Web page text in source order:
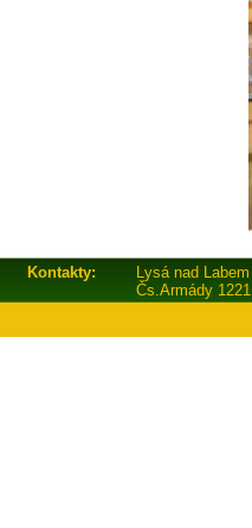
Kontakty: Lysá nad Labem
Čs.Armády 1221